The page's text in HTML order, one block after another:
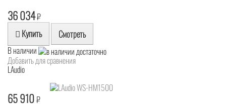
36 034₽
Купить Смотреть
В наличии
Добавить для сравнения
LAudio
65 910₽